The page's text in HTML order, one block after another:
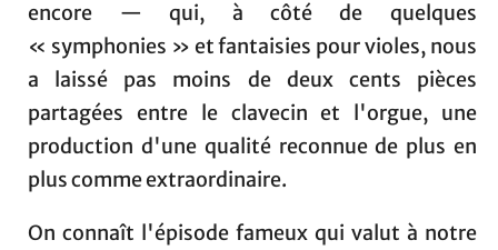
encore — qui, à côté de quelques
« symphonies » et fantaisies pour violes, nous
a laissé pas moins de deux cents pièces
partagées entre le clavecin et l'orgue, une
production d'une qualité reconnue de plus en
plus comme extraordinaire.
On connaît l'épisode fameux qui valut à notre